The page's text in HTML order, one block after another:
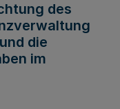
des
die
im